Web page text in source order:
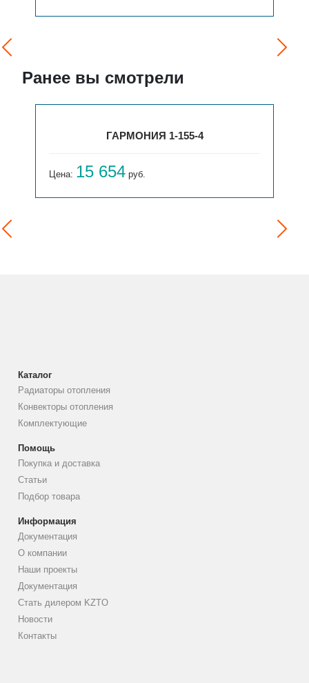
Ранее вы смотрели
ГАРМОНИЯ 1-155-4
Цена: 15 654 руб.
Каталог
Радиаторы отопления
Конвекторы отопления
Комплектующие
Помощь
Покупка и доставка
Статьи
Подбор товара
Информация
Документация
О компании
Наши проекты
Документация
Стать дилером KZTO
Новости
Контакты